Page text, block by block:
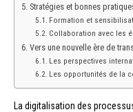
Stratégies et bonnes
Formation et
Collaboration avec les
Vers une nouvelle ère de
Les perspectives
Les opportunités de la
La digitalisation des